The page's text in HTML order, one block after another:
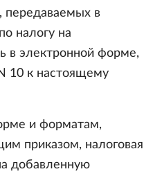
передаваемых в
налогу на
в электронной форме,
10 к настоящему
и форматам,
приказом, налоговая
добавленную